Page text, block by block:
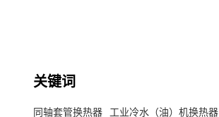
关键词
同轴套管换热器 工业冷水（油）机换热器